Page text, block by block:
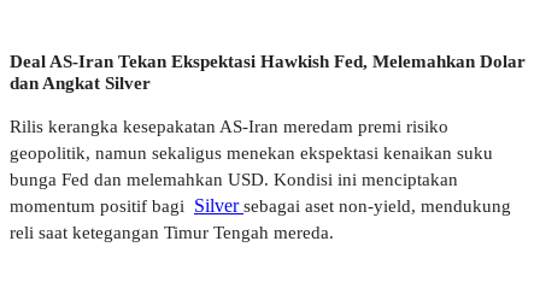
Deal AS-Iran Tekan Ekspektasi Hawkish Fed, Melemahkan Dolar
dan Angkat Silver
Rilis kerangka kesepakatan AS-Iran meredam premi risiko
geopolitik, namun sekaligus menekan ekspektasi kenaikan suku
bunga Fed dan melemahkan USD. Kondisi ini menciptakan
momentum positif bagi
Silversebagai aset non-yield, mendukung
reli saat ketegangan Timur Tengah mereda.